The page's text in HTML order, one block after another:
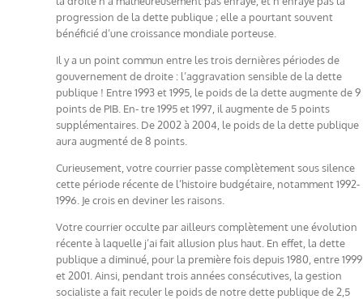
progression de la dette publique ; elle a pourtant souvent
bénéficié d’une croissance mondiale porteuse.
Il y a un point commun entre les trois dernières périodes de
gouvernement de droite : l’aggravation sensible de la dette
publique ! Entre 1993 et 1995, le poids de la dette augmente de 9
points de PIB. En- tre 1995 et 1997, il augmente de 5 points
supplémentaires. De 2002 à 2004, le poids de la dette publique
aura augmenté de 8 points.
Curieusement, votre courrier passe complètement sous silence
cette période récente de l’histoire budgétaire, notamment 1992-
1996. Je crois en deviner les raisons.
Votre courrier occulte par ailleurs complètement une évolution
récente à laquelle j’ai fait allusion plus haut. En effet, la dette
publique a diminué, pour la première fois depuis 1980, entre 1999
et 2001. Ainsi, pendant trois années consécutives, la gestion
socialiste a fait reculer le poids de notre dette publique de 2,5